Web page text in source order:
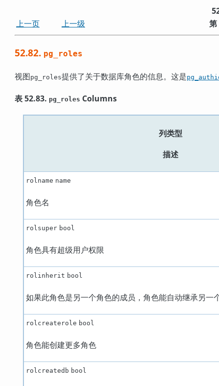
上一页
上一级 第
52.82. pg_roles
视图pg_roles提供了关于数据库角色的信息。这是
表 52.83. pg_roles Columns
列类型
描述
rolname name
角色名
rolsuper bool
角色具有超级用户权限
rolinherit bool
如果此角色是另一个角色的成员，角色能自动继承另一
rolcreaterole bool
角色能创建更多角色
rolcreatedb bool